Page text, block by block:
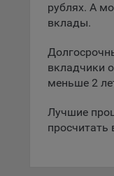
рублях. А
вклады.
вкладчики
меньше 2
Лучшие
просчитать